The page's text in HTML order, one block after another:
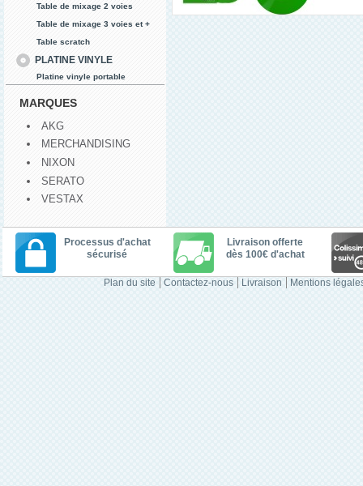
Table de mixage 2 voies
Table de mixage 3 voies et +
Table scratch
PLATINE VINYLE
Platine vinyle portable
MARQUES
AKG
MERCHANDISING
NIXON
SERATO
VESTAX
Processus d'achat
sécurisé
Livraison offerte
dès 100€ d'achat
Plan du site Contactez-nous Livraison Mentions